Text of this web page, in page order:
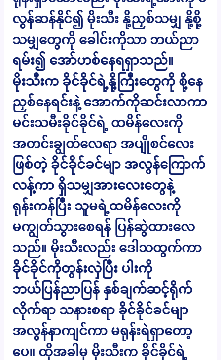
လွန်ဆန်နိုင်၍ မိုးသီး နို့ညှစ်သမျှ နို့စို့
သမျှတွေကို ခေါင်းကိုသာ ဘယ်ညာ
ရမ်း၍ အော်ဟစ်နေရရှာသည်။
မိုးသီးက ခိုင်ခိုင်ရဲ့နို့ကြီးတွေကို စို့နေ
ညှစ်နေရင်းနဲ့ အောက်ကိုဆင်းလာကာ
မင်းသမီးခိုင်ခိုင်ရဲ့ ထမိန်လေးကို
အတင်းချွတ်လေရာ အပျိုစင်လေး
ဖြစ်တဲ့ ခိုင်ခိုင်ခင်မျာ အလွန်ကြောက်
လန့်ကာ ရှိသမျှအားလေးတွေနဲ့
ရုန်းကန်ပြီး သူမရဲ့ထမိန်လေးကို
မကျွတ်သွားစေရန် ပြန်ဆွဲထားလေ
သည်။ မိုးသီးလည်း ဒေါသထွက်ကာ
ခိုင်ခိုင်ကိုတွန်းလှဲပြီး ပါးကို
ဘယ်ပြန်ညာပြန် နှစ်ချက်ဆင့်ရိုက်
လိုက်ရာ သနားစရာ ခိုင်ခိုင်ခင်မျာ
အလွန်နာကျင်ကာ မရုန်းရဲရှာတော့
ပေ။ ထိုအခါမှ မိုးသီးက ခိုင်ခိုင်ရဲ့